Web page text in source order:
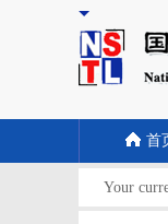
首
Your